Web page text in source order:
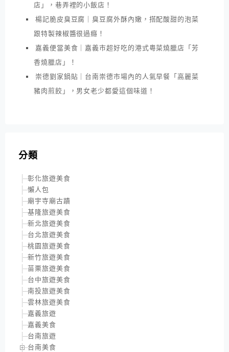
店」，巷弄裡的小飯店！
楊記脆皮臭豆腐｜臭豆腐外酥內嫩，搭配酸甜的泡菜
跟特製辣椒醬很過癮！
嘉義便當美食｜嘉義市超好吃的港式粵菜燒臘店「芳
香燒臘店」！
崇德劉家鍋貼｜台南崇德市場內的人氣早餐「高麗菜
豬肉煎餃」，男女老少都愛這個味道！
分類
彰化旅遊美食
懶人包
廟宇寺廟古蹟
基隆旅遊美食
新北旅遊美食
台北旅遊美食
桃園旅遊美食
新竹旅遊美食
苗栗旅遊美食
台中旅遊美食
南投旅遊美食
雲林旅遊美食
嘉義旅遊
嘉義美食
台南旅遊
台南美食